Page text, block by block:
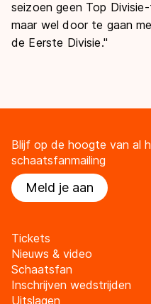
seizoen geen Top
maar wel door te gaan
de Eerste Divisie."
Blijf op de hoogte van al
schaatsfanmailing
Meld je aan
Tickets
Nieuws & video
Schaatsfan
Inschrijven wedstrijden
Uitslagen